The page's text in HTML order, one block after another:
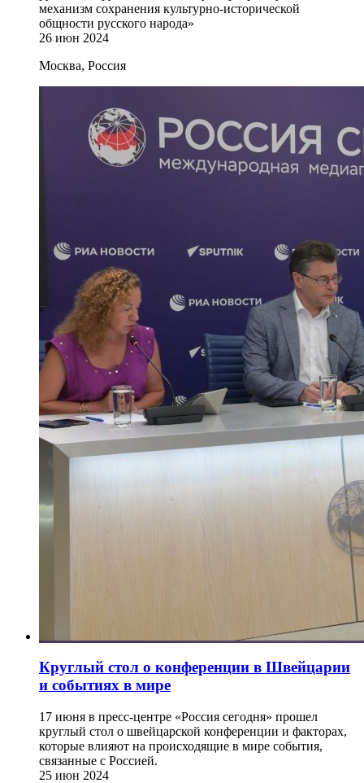
механизм сохранения культурно-исторической
общности русского народа»
26 июн 2024
Москва, Россия
Круглый стол о конференции в Швейцарии
и событиях в мире
17 июня в пресс-центре «Россия сегодня» прошел
круглый стол о швейцарской конференции и факторах,
которые влияют на происходящие в мире события,
связанные с Россией.
25 июн 2024